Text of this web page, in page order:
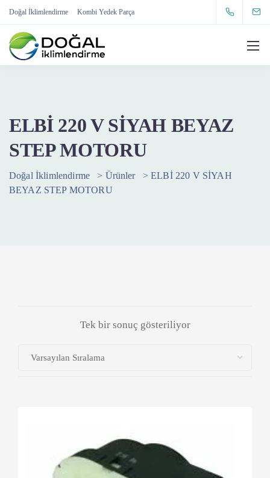
Doğal İklimlendirme Kombi Yedek Parça
ELBİ 220 V SİYAH BEYAZ
STEP MOTORU
Doğal İklimlendirme > Ürünler >ELBİ 220 V SİYAH
BEYAZ STEP MOTORU
Tek bir sonuç gösteriliyor